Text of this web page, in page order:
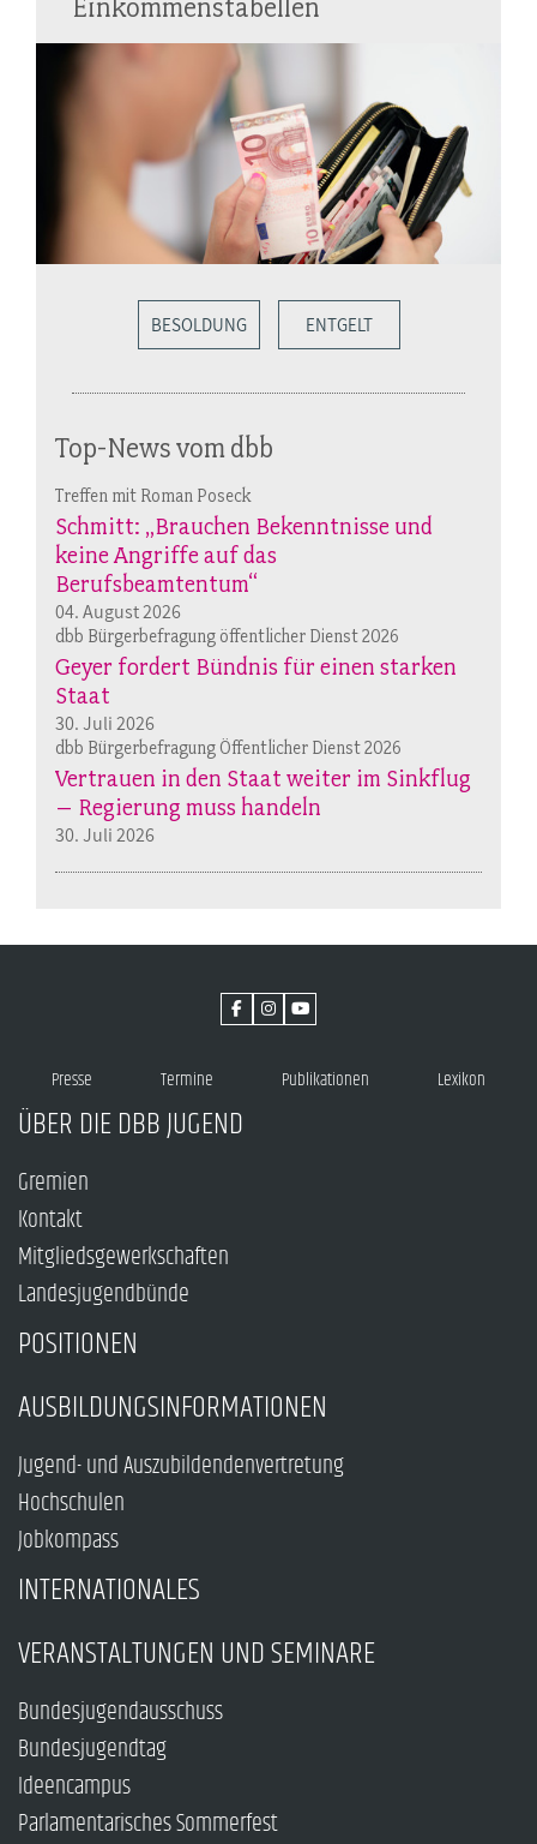
BESOLDUNG ENTGELT
Top-News vom dbb
Treffen mit Roman Poseck
Schmitt: „Brauchen Bekenntnisse und
keine Angriffe auf das
Berufsbeamtentum“
04. August 2026
dbb Bürgerbefragung öffentlicher Dienst 2026
Geyer fordert Bündnis für einen starken
Staat
30. Juli 2026
dbb Bürgerbefragung Öffentlicher Dienst 2026
Vertrauen in den Staat weiter im Sinkflug
– Regierung muss handeln
30. Juli 2026
Presse Termine Publikationen Lexikon
ÜBER DIE DBB JUGEND
Gremien
Kontakt
Mitgliedsgewerkschaften
Landesjugendbünde
POSITIONEN
AUSBILDUNGSINFORMATIONEN
Jugend- und Auszubildendenvertretung
Hochschulen
Jobkompass
INTERNATIONALES
VERANSTALTUNGEN UND SEMINARE
Bundesjugendausschuss
Bundesjugendtag
Ideencampus
Parlamentarisches Sommerfest